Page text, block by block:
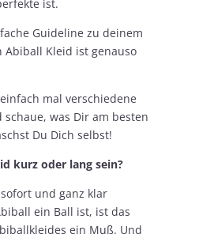
ist.
Guideline zu deinem
Kleid ist genauso
mal verschiedene
was Dir am besten
Du Dich selbst!
kurz oder lang sein?
und ganz klar
ein Ball ist, ist das
ein Muß. Und